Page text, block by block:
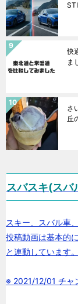
快
ま
さ
丘
スバスキ(スバ
スキー、スバル車
投稿動画は基本的
と連動しています。
※ 2021/12/01 チャ